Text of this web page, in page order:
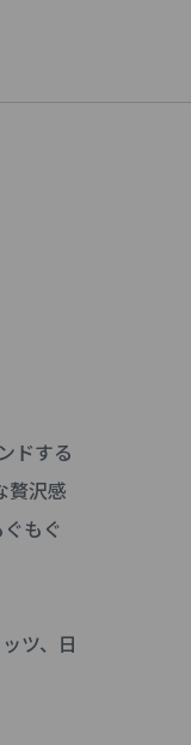
ドする
贅沢感
もぐ
ツ、日